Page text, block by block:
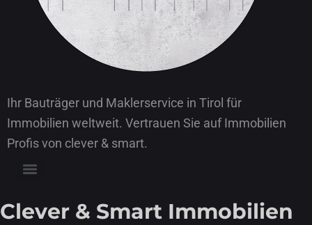
Ihr Bauträger und Maklerservice in Tirol für
Immobilien weltweit. Vertrauen Sie auf Immobilien
Profis von clever & smart.
Clever & Smart Immobilien